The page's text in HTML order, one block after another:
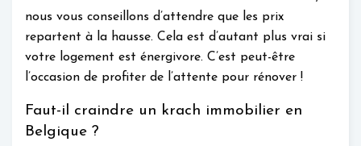
nous vous conseillons d’attendre que les prix
repartent à la hausse. Cela est d’autant plus vrai si
votre logement est énergivore. C’est peut-être
l’occasion de profiter de l’attente pour rénover !
Faut-il craindre un krach immobilier en
Belgique ?